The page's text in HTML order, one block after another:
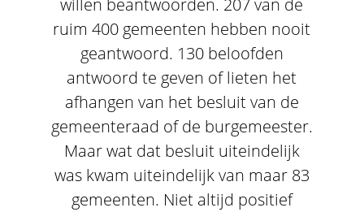
willen beantwoorden. 207 van de
ruim 400 gemeenten hebben nooit
geantwoord. 130 beloofden
antwoord te geven of lieten het
afhangen van het besluit van de
gemeenteraad of de burgemeester.
Maar wat dat besluit uiteindelijk
was kwam uiteindelijk van maar 83
gemeenten. Niet altijd positief